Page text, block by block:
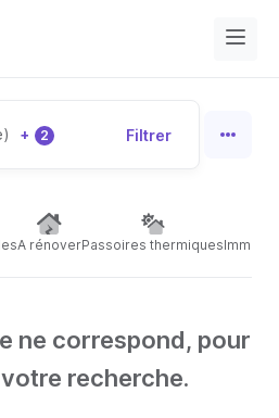
+ 2 Filtrer
A rénoverPassoires thermiques
ne correspond, pour
votre recherche.